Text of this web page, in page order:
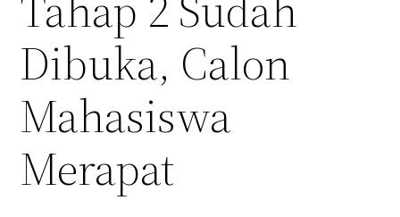
Dibuka, Calon
Mahasiswa
Merapat